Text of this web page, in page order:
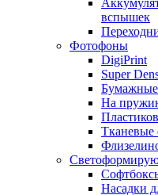
вспышек
Фотофоны
DigiPrint
Super
На
Насадки